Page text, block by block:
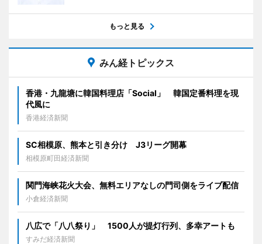
もっと見る
みん経トピックス
香港・九龍塘に韓国料理店「Social」 韓国定番料理を現
代風に
香港経済新聞
SC相模原、熊本と引き分け J3リーグ開幕
相模原町田経済新聞
関門海峡花火大会、無料エリアなしの門司側をライブ配信
小倉経済新聞
八広で「八八祭り」 1500人が提灯行列、多幸アートも
すみだ経済新聞